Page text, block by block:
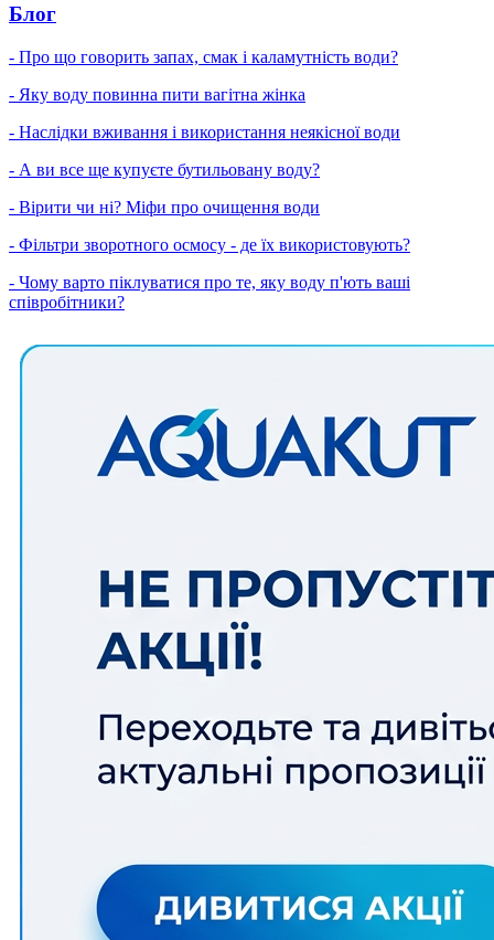
Блог
- Про що говорить запах, смак і каламутність води?
- Яку воду повинна пити вагітна жінка
- Наслідки вживання і використання неякісної води
- А ви все ще купуєте бутильовану воду?
- Вірити чи ні? Міфи про очищення води
- Фільтри зворотного осмосу - де їх використовують?
- Чому варто піклуватися про те, яку воду п'ють ваші
співробітники?